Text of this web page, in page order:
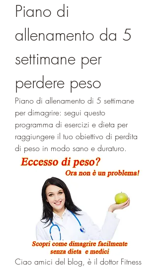
Piano di
allenamento da 5
settimane per
perdere peso
Piano di allenamento di 5 settimane
per dimagrire: segui questo
programma di esercizi e dieta per
raggiungere il tuo obiettivo di perdita
di peso in modo sano e duraturo.
Ciao amici del blog, è il dottor Fitness